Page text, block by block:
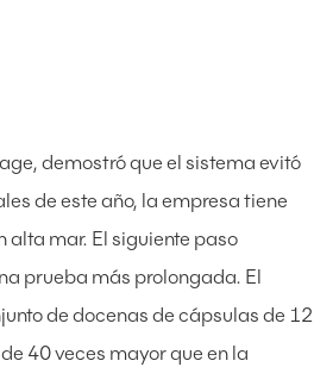
demostró que el sistema evitó
de este año, la empresa tiene
alta mar. El siguiente paso
prueba más prolongada. El
de docenas de cápsulas de 12
40 veces mayor que en la